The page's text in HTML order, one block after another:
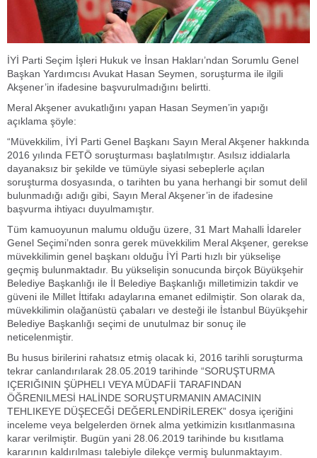
İYİ Parti Seçim İşleri Hukuk ve İnsan Hakları’ndan Sorumlu Genel
Başkan Yardımcısı Avukat Hasan Seymen, soruşturma ile ilgili
Akşener’in ifadesine başvurulmadığını belirtti.
Meral Akşener avukatlığını yapan Hasan Seymen’in yapığı
açıklama şöyle:
“Müvekkilim, İYİ Parti Genel Başkanı Sayın Meral Akşener hakkında
2016 yılında FETÖ soruşturması başlatılmıştır. Asılsız iddialarla
dayanaksız bir şekilde ve tümüyle siyasi sebeplerle açılan
soruşturma dosyasında, o tarihten bu yana herhangi bir somut delil
bulunmadığı adığı gibi, Sayın Meral Akşener’in de ifadesine
başvurma ihtiyacı duyulmamıştır.
Tüm kamuoyunun malumu olduğu üzere, 31 Mart Mahalli İdareler
Genel Seçimi’nden sonra gerek müvekkilim Meral Akşener, gerekse
müvekkilimin genel başkanı olduğu İYİ Parti hızlı bir yükselişe
geçmiş bulunmaktadır. Bu yükselişin sonucunda birçok Büyükşehir
Belediye Başkanlığı ile İl Belediye Başkanlığı milletimizin takdir ve
güveni ile Millet İttifakı adaylarına emanet edilmiştir. Son olarak da,
müvekkilimin olağanüstü çabaları ve desteği ile İstanbul Büyükşehir
Belediye Başkanlığı seçimi de unutulmaz bir sonuç ile
neticelenmiştir.
Bu husus birilerini rahatsız etmiş olacak ki, 2016 tarihli soruşturma
tekrar canlandırılarak 28.05.2019 tarihinde “SORUŞTURMA
IÇERIĞININ ŞÜPHELI VEYA MÜDAFİİ TARAFINDAN
ÖĞRENILMESİ HALİNDE SORUŞTURMANIN AMACININ
TEHLIKEYE DÜŞECEĞİ DEĞERLENDİRİLEREK” dosya içeriğini
inceleme veya belgelerden örnek alma yetkimizin kısıtlanmasına
karar verilmiştir. Bugün yani 28.06.2019 tarihinde bu kısıtlama
kararının kaldırılması talebiyle dilekçe vermiş bulunmaktayım.